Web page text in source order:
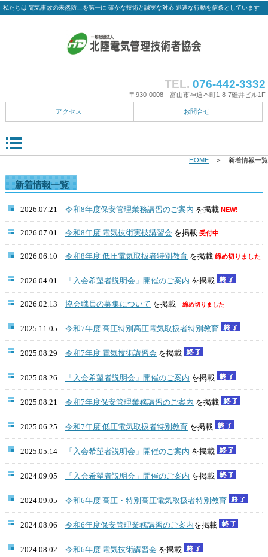
私たちは 電気事故の未然防止を第一に 確かな技術と誠実な対応 迅速な行動を信条としています
TEL. 076-442-3332
〒930-0008 富山市神通本町1-8-7碓井ビル1F
アクセス お問合せ
HOME ＞ 新着情報一覧
新着情報一覧
2026.07.21 令和8年度保安管理業務講習のご案内 を掲載 NEW!
2026.07.01 令和8年度 電気技術実技講習会 を掲載 受付中
2026.06.10 令和8年度 低圧電気取扱者特別教育を掲載 締め切りました
2026.04.01 「入会希望者説明会」開催のご案内 を掲載
2026.02.13 協会職員の募集について を掲載 締め切りました
2025.11.05 令和7年度 高圧特別高圧電気取扱者特別教育
2025.08.29 令和7年度 電気技術講習会 を掲載
2025.08.26 「入会希望者説明会」開催のご案内 を掲載
2025.08.21 令和7年度保安管理業務講習のご案内 を掲載
2025.06.25 令和7年度 低圧電気取扱者特別教育を掲載
2025.05.14 「入会希望者説明会」開催のご案内 を掲載
2024.09.05 「入会希望者説明会」開催のご案内 を掲載
2024.09.05 令和6年度 高圧・特別高圧電気取扱者特別教育
2024.08.06 令和6年度保安管理業務講習のご案内を掲載
2024.08.02 令和6年度 電気技術講習会 を掲載